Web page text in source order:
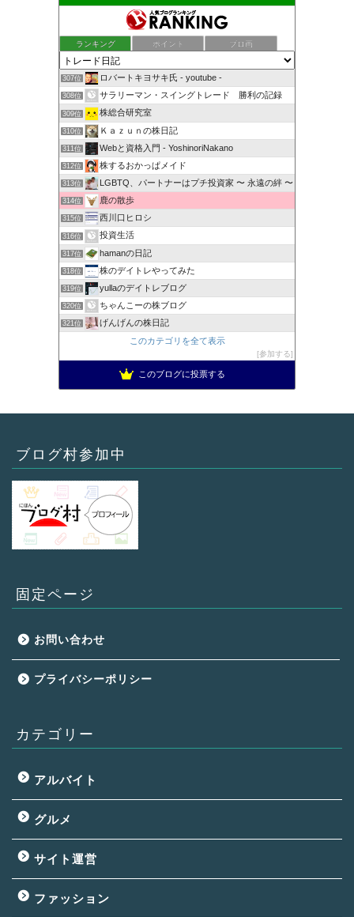
ランキング ポイント ブロ画
307位 ロバートキヨサキ氏 - youtube -
308位 サラリーマン・スイングトレード 勝利の記録
309位 株総合研究室
310位 Ｋａｚｕｎの株日記
311位 Webと資格入門 - YoshinoriNakano
312位 株するおかっぱメイド
313位 LGBTQ、パートナーはプチ投資家 〜 永遠の絆 〜
314位 鹿の散歩
315位 西川口ヒロシ
316位 投資生活
317位 hamanの日記
318位 株のデイトレやってみた
319位 yullaのデイトレブログ
320位 ちゃんこーの株ブログ
321位
げんげんの株日記
このカテゴリを全て表示
参加する
このブログに投票する
ブログ村参加中
固定ページ
お問い合わせ
プライバシーポリシー
カテゴリー
アルバイト
グルメ
サイト運営
ファッション